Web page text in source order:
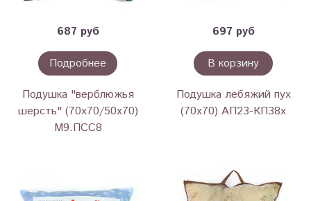
687 руб
Подробнее
Подушка "верблюжья
шерсть" (70х70/50х70)
М9.ПСС8
697 руб
В корзину
Подушка лебяжий пух
(70х70) АП23-КП38х